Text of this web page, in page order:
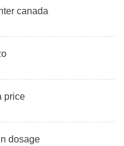
canada
price
dosage